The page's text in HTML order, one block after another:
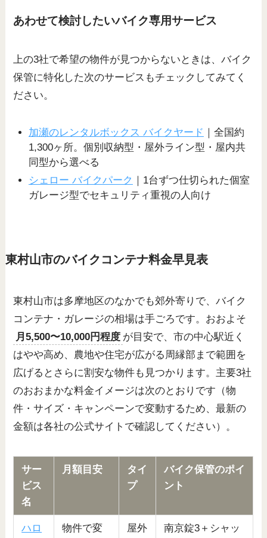
あわせて検討したいバイク専用サービス
上の3社で希望の物件が見つからないときは、バイク
保管に特化した次のサービスもチェックしてみてく
ださい。
加瀬のレンタルボックス バイクヤード
｜全国約
1,300ヶ所。個別収納型・屋外ライン型・屋内共
同型から選べる
シェロー バイクパーク ｜1台ずつ仕切られた個室
ガレージ型でセキュリティ重視の人向け
東村山市のバイクコンテナ料金早見表
東村山市は多摩地区のなかでも郊外寄りで、バイク
コンテナ・ガレージの相場は手ごろです。おおよそ
月5,500〜10,000円程度 が目安で、市の中心駅近く
はやや高め、農地や住宅が広がる周縁部まで範囲を
広げるとさらに割安な物件も見つかります。主要3社
のおおまかな料金イメージは次のとおりです（物
件・サイズ・キャンペーンで変動するため、最新の
金額は各社の公式サイトで確認してください）。
サー
ビス
名
月額目安
タイ
プ
バイク保管のポイ
ント
ハロ
物件で変
屋外
南京錠3＋シャッ